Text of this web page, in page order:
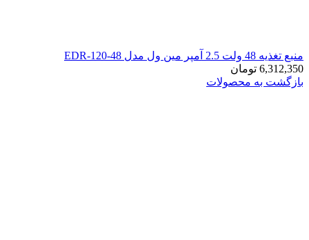
منبع تغذیه 48 ولت 2.5 آمپر مین ول مدل EDR-120-48
6,312,350 تومان
بازگشت به محصولات